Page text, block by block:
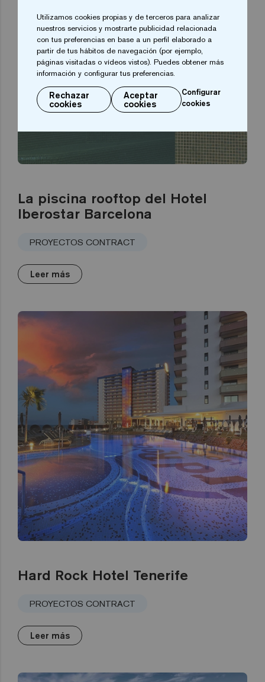
La piscina rooftop del Hotel
Iberostar Barcelona
PROYECTOS CONTRACT
Leer más
Hard Rock Hotel Tenerife
PROYECTOS CONTRACT
Leer más
Utilizamos cookies propias y de terceros para analizar
nuestros servicios y mostrarte publicidad relacionada
con tus preferencias en base a un perfil elaborado a
partir de tus hábitos de navegación (por ejemplo,
páginas visitadas o vídeos vistos). Puedes obtener más
información y configurar tus preferencias.
Rechazar
cookies
Aceptar
cookies
Configurar
cookies